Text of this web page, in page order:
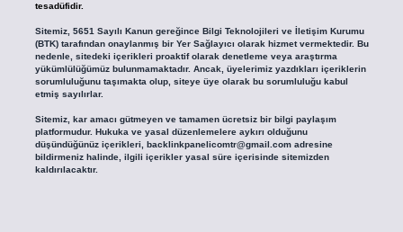
tesadüfidir.
Sitemiz, 5651 Sayılı Kanun gereğince Bilgi Teknolojileri ve İletişim Kurumu
(BTK) tarafından onaylanmış bir Yer Sağlayıcı olarak hizmet vermektedir. Bu
nedenle, sitedeki içerikleri proaktif olarak denetleme veya araştırma
yükümlülüğümüz bulunmamaktadır. Ancak, üyelerimiz yazdıkları içeriklerin
sorumluluğunu taşımakta olup, siteye üye olarak bu sorumluluğu kabul
etmiş sayılırlar.
Sitemiz, kar amacı gütmeyen ve tamamen ücretsiz bir bilgi paylaşım
platformudur. Hukuka ve yasal düzenlemelere aykırı olduğunu
düşündüğünüz içerikleri, backlinkpanelicomtr@gmail.comadresine
bildirmeniz halinde, ilgili içerikler yasal süre içerisinde sitemizden
kaldırılacaktır.